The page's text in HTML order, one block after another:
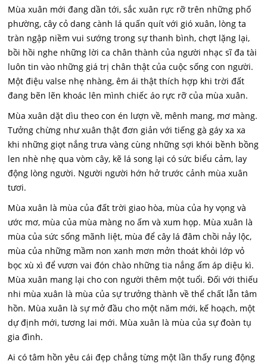
Mùa xuân mới đang dần tới, sắc xuân rực rỡ trên những phố
phường, cây cỏ dang cành lá quấn quít với gió xuân, lòng ta
tràn ngập niềm vui sướng trong sự thanh bình, chợt lặng lại,
bồi hồi nghe những lời ca chân thành của người nhạc sĩ đa tài
luôn tin vào những giá trị chân thật của cuộc sống con người.
Một điệu valse nhẹ nhàng, êm ái thật thích hợp khi trời đất
đang bẽn lẽn khoác lên mình chiếc áo rực rỡ của mùa xuân.
Mùa xuân dặt dìu theo con én lượn về, mênh mang, mơ màng.
Tưởng chừng như xuân thật đơn giản với tiếng gà gáy xa xa
khi những giọt nắng trưa vàng cùng những sợi khói bềnh bồng
len nhè nhẹ qua vòm cây, kẽ lá song lại có sức biểu cảm, lay
động lòng người. Người người hớn hở trước cảnh mùa xuân
tươi.
Mùa xuân là mùa của đất trời giao hòa, mùa của hy vọng và
ước mơ, mùa của mùa màng no ấm và xum họp. Mùa xuân là
mùa của sức sống mãnh liệt, mùa để cây lá đâm chồi nảy lộc,
mùa của những mầm non xanh mơn mởn thoát khỏi lớp vỏ
bọc xù xì để vươn vai đón chào những tia nắng ấm áp diệu kì.
Mùa xuân mang lại cho con người thêm một tuổi. Đối với thiếu
nhi mùa xuân là mùa của sự trưởng thành về thể chất lẫn tâm
hồn. Mùa xuân là sự mở đầu cho một năm mới, kế hoạch, một
dự định mới, tương lai mới. Mùa xuân là mùa của sự đoàn tụ
gia đình.
Ai có tâm hồn yêu cái đẹp chẳng từng một lần thấy rung động